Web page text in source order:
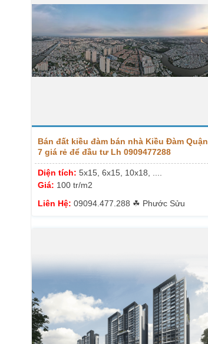
Bán đất kiều đàm bán nhà Kiều Đàm Quận
7 giá rẻ để đầu tư Lh 0909477288
Diện tích: 5x15, 6x15, 10x18, ....
Giá: 100 tr/m2
Liên Hệ: 09094.477.288 ☘ Phước Sửu